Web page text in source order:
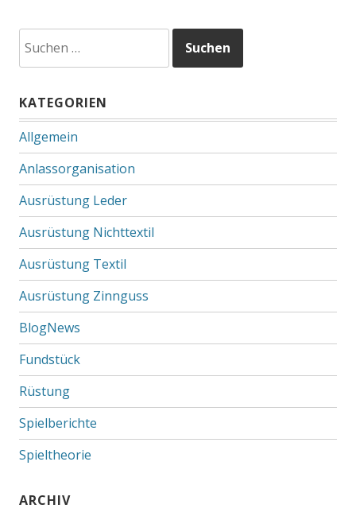
nach:
KATEGORIEN
Allgemein
Anlassorganisation
Ausrüstung Leder
Ausrüstung Nichttextil
Ausrüstung Textil
Ausrüstung Zinnguss
BlogNews
Fundstück
Rüstung
Spielberichte
Spieltheorie
ARCHIV